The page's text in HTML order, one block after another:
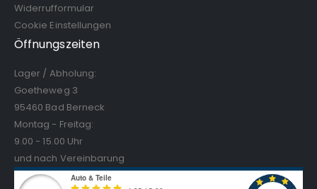
Widerrufformular
Cookie Einstellungen
Öffnungszeiten
Lager / Abholung:
Goetheweg 3
95460 Bad Berneck
Montag - Freitag:
9.00 - 15.00 Uhr
und nach Vereinbarung